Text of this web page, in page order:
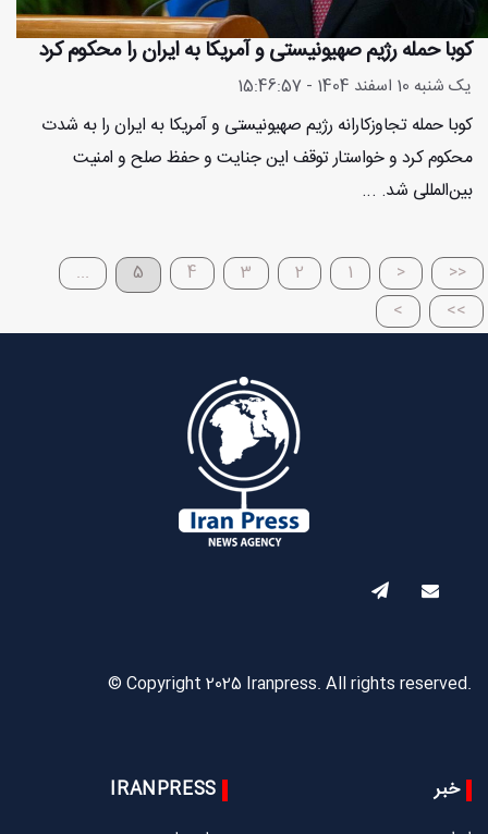
کوبا حمله رژیم صهیونیستی و آمریکا به ایران را محکوم کرد
یک شنبه 10 اسفند 1404 - 15:46:57
کوبا حمله تجاوزکارانه رژیم صهیونیستی و آمریکا به ایران را به شدت
محکوم کرد و خواستار توقف این جنایت و حفظ صلح و امنیت
بین‌المللی شد. ...
<<
<
1
2
3
4
5
...
>
>>
© Copyright 2025 Iranpress. All rights reserved.
خبر IRANPRESS